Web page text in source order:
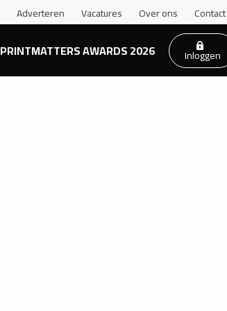
Adverteren Vacatures Over ons Contact
PRINTMATTERS AWARDS 2026 Inloggen